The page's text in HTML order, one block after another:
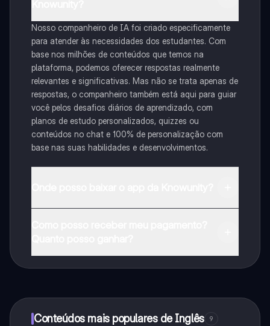
Nosso companheiro de IA foi criado especificamente
para atender às necessidades dos estudantes. Com
base nos milhões de conteúdos que temos na
plataforma, podemos oferecer respostas realmente
relevantes e significativas. Mas não se trata apenas de
respostas, o companheiro também está aqui para guiar
você pelos desafios diários de aprendizado, com
planos de estudo personalizados, quizzes ou
conteúdos no chat e 100% de personalização com
base nas suas habilidades e desenvolvimentos.
Conteúdos mais populares de Inglês 9